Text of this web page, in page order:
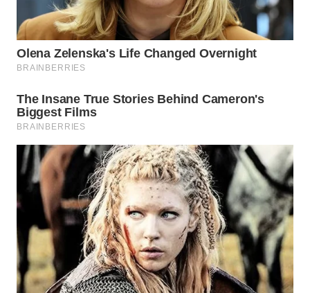
WN
SIMALUNGUN
LABUHANBATU
WN
TAPANULI
TENGAH
WN DELI
SERDANG
WN
TEBING
TINGGI